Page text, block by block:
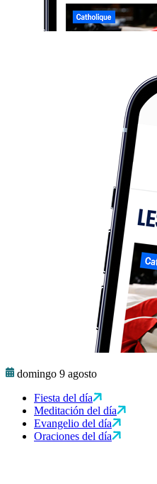
domingo 9 agosto
Fiesta del día
Meditación del día
Evangelio del día
Oraciones del día